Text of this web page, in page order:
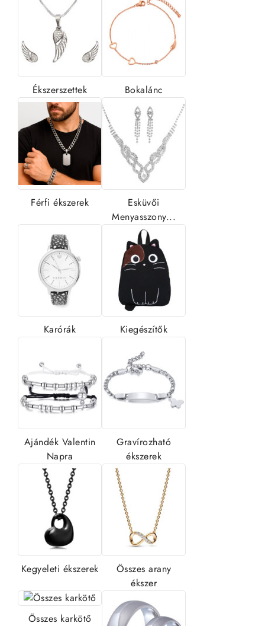
Ékszerszettek Bokalánc
Férfi ékszerek
Esküvői
Menyasszony...
Karórák Kiegészítők
Ajándék Valentin
Napra
Gravírozható
ékszerek
Kegyeleti ékszerek
Összes arany
ékszer
Összes karkötő